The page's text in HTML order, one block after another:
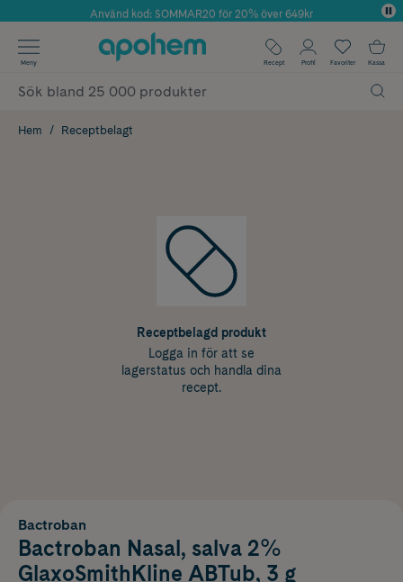
Årets Butik 2025 inom Skönhet
Använd kod: SOMMAR20 för 20% över 649kr
✓ Fri frakt
✓ Poäng på alla köp*
Meny Recept Profil Favoriter Kassa
Hem Receptbelagt
Receptbelagd produkt
Logga in för att se
lagerstatus och handla dina
recept.
Bactroban
Bactroban Nasal, salva 2%
GlaxoSmithKline ABTub, 3 g